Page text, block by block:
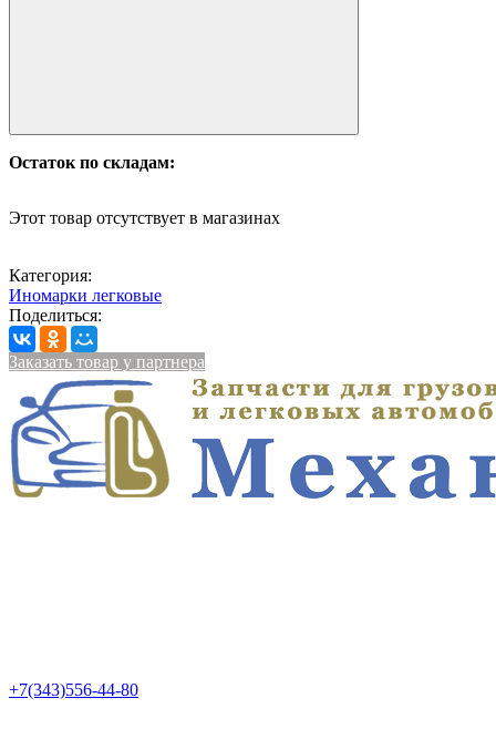
Остаток по складам:
Этот товар отсутствует в магазинах
Категория:
Иномарки легковые
Поделиться:
Заказать товар у партнера
+7(343)556-44-80